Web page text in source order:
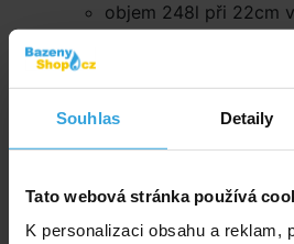
Souhlas Detaily
Tato webová stránka používá
K personalizaci obsahu a reklam,
objem 248l při 22cm
Parametry
Tvar: kruh